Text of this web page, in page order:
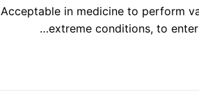
Acceptable in medicine to perform
extreme conditions, to